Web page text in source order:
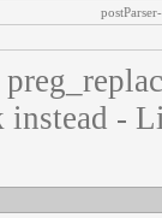
instead -